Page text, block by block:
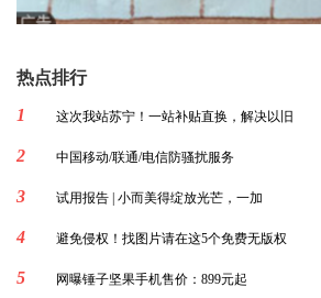
热点排行
1
这次我站苏宁！一站补贴直换，解决以旧
2 中国移动/联通/电信防骚扰服务
3 试用报告 | 小而美得绽放光芒，一加
4 避免侵权！找图片请在这5个免费无版权
5 网曝锤子坚果手机售价：899元起